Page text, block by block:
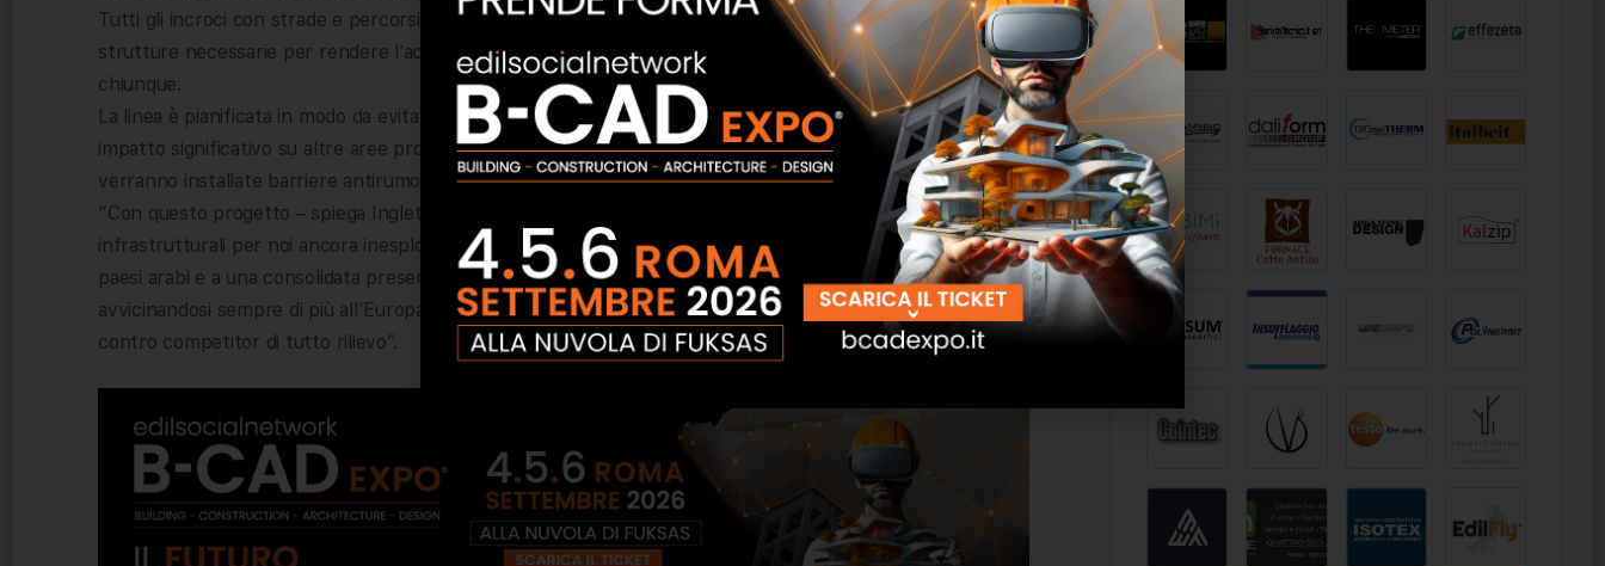
Tutti gli incroci con strade e percorsi pedonali saranno a due livelli. Le stazioni passeggeri avranno tutte le
strutture necessarie per rendere l’accesso ai servizi ferroviari un’esperienza facile e piacevole per
chiunque.
La linea è pianificata in modo da evitare per quanto possibile le aree protette di Natura 2000 e senza un
impatto significativo su altre aree protette sensibili dal punto di vista ambientale. Ove necessario,
verranno installate barriere antirumore e saranno anche realizzati passaggi speciali per gli animali.
“Con questo progetto – spiega Ingletti – raggiungiamo un’area geografica di grandi potenzialità
infrastrutturali per noi ancora inesplorata ma da tempo monitorata. Oltre allo sviluppo di molti progetti nei
paesi arabi e a una consolidata presenza in Romania, 3TI PROGETTI oggi si affaccia nei Paesi Baltici
avvicinandosi sempre di più all’Europa, punto di riferimento strategico dove affrontare importanti sfide
contro competitor di tutto rilievo”.